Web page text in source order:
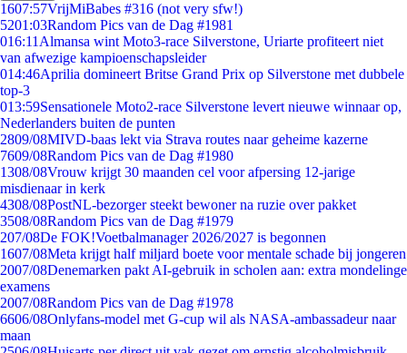
1607:57VrijMiBabes #316 (not very sfw!)
5201:03Random Pics van de Dag #1981
016:11 Almansa wint Moto3-race Silverstone, Uriarte profiteert niet
van afwezige kampioenschapsleider
014:46Aprilia domineert Britse Grand Prix op Silverstone met dubbele
top-3
013:59Sensationele Moto2-race Silverstone levert nieuwe winnaar op,
Nederlanders buiten de punten
2809/08MIVD-baas lekt via Strava routes naar geheime kazerne
7609/08Random Pics van de Dag #1980
1308/08Vrouw krijgt 30 maanden cel voor afpersing 12-jarige
misdienaar in kerk
4308/08PostNL-bezorger steekt bewoner na ruzie over pakket
3508/08Random Pics van de Dag #1979
207/08De FOK!Voetbalmanager 2026/2027 is begonnen
1607/08Meta krijgt half miljard boete voor mentale schade bij jongeren
2007/08Denemarken pakt AI-gebruik in scholen aan: extra mondelinge
examens
2007/08Random Pics van de Dag #1978
6606/08Onlyfans-model met G-cup wil als NASA-ambassadeur naar
maan